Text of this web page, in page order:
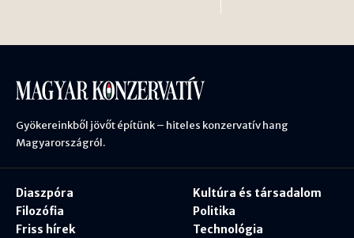
Gyökereinkből jövőt építünk – hiteles konzervatív hang
Magyarországról.
Diaszpóra
Filozófia
Friss hírek
Kultúra és társadalom
Politika
Technológia